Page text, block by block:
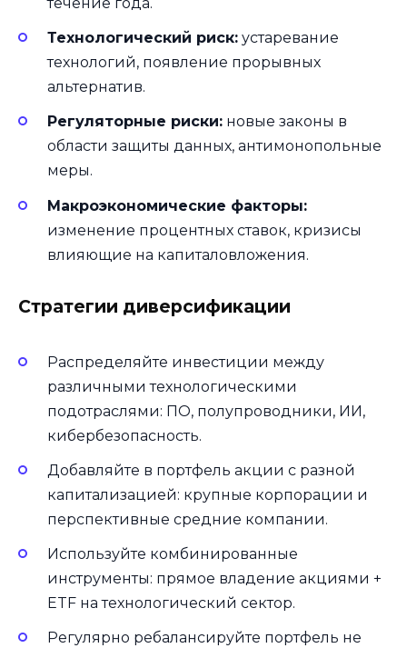
Технологический риск: устаревание
технологий, появление прорывных
альтернатив.
Регуляторные риски: новые законы в
области защиты данных, антимонопольные
меры.
Макроэкономические факторы:
изменение процентных ставок, кризисы
влияющие на капиталовложения.
Стратегии диверсификации
Распределяйте инвестиции между
различными технологическими
подотраслями: ПО, полупроводники, ИИ,
кибербезопасность.
Добавляйте в портфель акции с разной
капитализацией: крупные корпорации и
перспективные средние компании.
Используйте комбинированные
инструменты: прямое владение акциями +
ETF на технологический сектор.
Регулярно ребалансируйте портфель не